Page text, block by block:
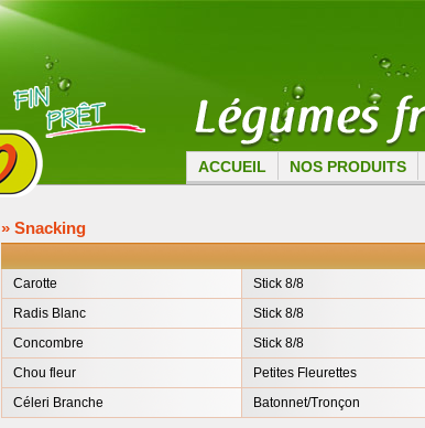
ACCUEIL NOS PRODUITS
» Snacking
Carotte
Stick 8/8
Radis Blanc
Stick 8/8
Concombre
Stick 8/8
Chou fleur
Petites Fleurettes
Céleri Branche
Batonnet/Tronçon